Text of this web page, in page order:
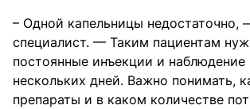
– Одной капельницы недостаточно,
специалист. — Таким пациентам
постоянные инъекции и наблюдение
нескольких дней. Важно понимать,
препараты и в каком количестве